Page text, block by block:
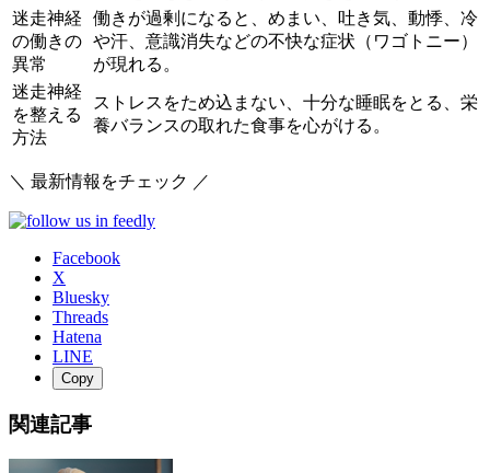
迷走神経
の働きの
異常
働きが過剰になると、めまい、吐き気、動悸、冷
や汗、意識消失などの不快な症状（ワゴトニー）
が現れる。
迷走神経
を整える
方法
ストレスをため込まない、十分な睡眠をとる、栄
養バランスの取れた食事を心がける。
＼ 最新情報をチェック ／
Facebook
X
Bluesky
Threads
Hatena
LINE
Copy
関連記事